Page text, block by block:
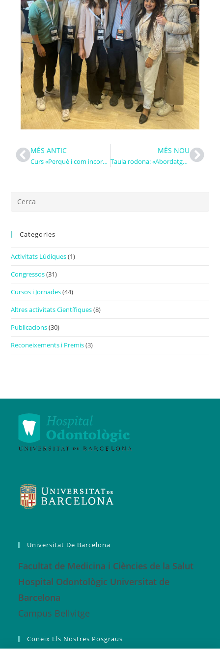
MÉS ANTIC
Curs «Perquè i com incorporo la Medicina Dental del Son a la meva pràctica»
MÉS NOU
Taula rodona: «Abordatge del tractament amb DAM en pacients amb AOS»
Categories
Activitats Lúdiques(1)
Congressos(31)
Cursos i Jornades(44)
Altres activitats Científiques(8)
Publicacions(30)
Reconeixements i Premis(3)
Universitat De Barcelona
Facultat de Medicina i Ciències de la Salut
Hospital Odontològic Universitat de
Barcelona
Campus Bellvitge
Coneix Els Nostres Posgraus